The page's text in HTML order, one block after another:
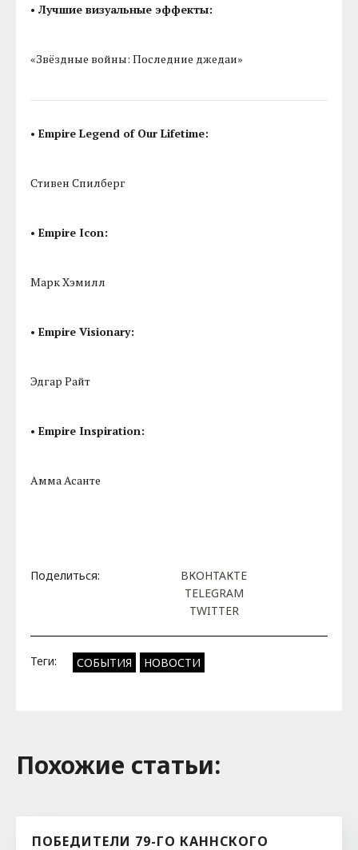
• Лучшие визуальные эффекты:
«Звёздные войны: Последние джедаи»
• Empire Legend of Our Lifetime:
Стивен Спилберг
• Empire Icon:
Марк Хэмилл
• Empire Visionary:
Эдгар Райт
• Empire Inspiration:
Амма Асанте
Поделиться:
ВКОНТАКТЕ
TELEGRAM
TWITTER
Теги: СОБЫТИЯ НОВОСТИ
Похожие cтатьи:
ПОБЕДИТЕЛИ 79-ГО КАННСКОГО